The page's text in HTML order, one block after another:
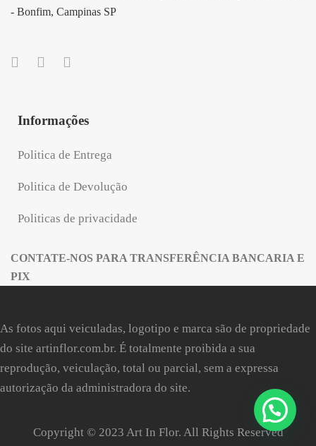
- Bonfim, Campinas SP
Informações
Politica de Entrega
Politica de Devolução
Politicas de privacidade
CONTATE-NOS PARA TRANSFERÊNCIA BANCARIA E
PIX
As fotos aqui veiculadas, logotipo e marca são de propriedade
do site artinflor.com.br. É totalmente proibida a sua
reprodução, veiculação, total ou parcial, sem a expressa
autorização da administradora do site.
Copyright © 2023 Art In Flor. All Rights Reserved